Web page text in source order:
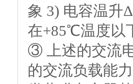
象3)电容温升
在+85℃温度以
③上述的交流
的交流负载能